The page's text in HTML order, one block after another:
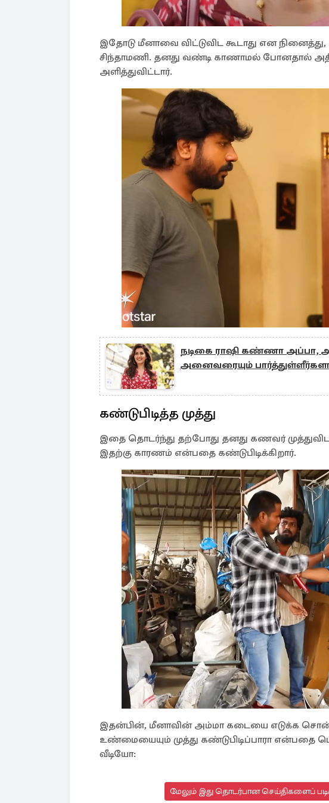
இதோடு மீனாவை விட்டுவிட கூடாது என நினைத்து,
சிந்தாமணி. தனது வண்டி காணாமல் போனதால்
அளித்துவிட்டார்.
நடிகை ராஷி கண்ணா அப்பா,
அனைவரையும்
கண்டுபிடித்த முத்து
இதை தொடர்ந்து தற்போது தனது கணவர்
இதற்கு காரணம் என்பதை கண்டுபிடிக்கிறார்.
இதன்பின், மீனாவின் அம்மா கடையை எடுக்க
உண்மையையும் முத்து கண்டுபிடிப்பாரா என்பதை
வீடியோ:
மேலும் இது தொடர்பான செய்திகளைப்